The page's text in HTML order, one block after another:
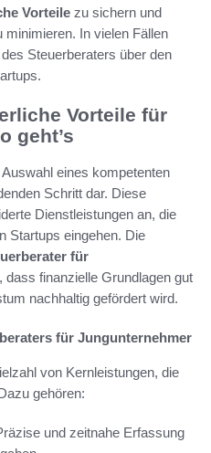
Vorteile zu sichern und
In vielen Fällen
Steuerberaters über den
Vorteile für
geht’s
eines kompetenten
Schritt dar. Diese
Dienstleistungen an, die
Startups eingehen. Die
für
dass finanzielle Grundlagen gut
nachhaltig gefördert wird.
für Jungunternehmer
von Kernleistungen, die
gehören:
und zeitnahe Erfassung